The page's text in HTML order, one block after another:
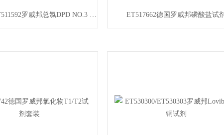
ET511591/ET511592罗威邦总氯DPD NO.3 试剂 ET517662德国罗威邦磷酸盐试剂